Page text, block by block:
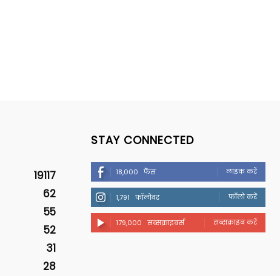
19117
62
55
52
31
28
STAY CONNECTED
18,000 फैंस लाइक करें
1,791 फॉलोवर फॉलो करें
179,000 सब्सक्राइबर्स सब्सक्राइब करें